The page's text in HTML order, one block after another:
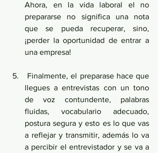
Ahora, en la vida laboral el no
prepararse no significa una nota
que se pueda recuperar, sino,
¡perder la oportunidad de entrar a
una empresa!
llegues a entrevistas con un tono
de voz contundente, palabras
fluidas, vocabulario adecuado,
postura segura y esto es lo que vas
a reflejar y transmitir, además lo va
a percibir el entrevistador y se va a